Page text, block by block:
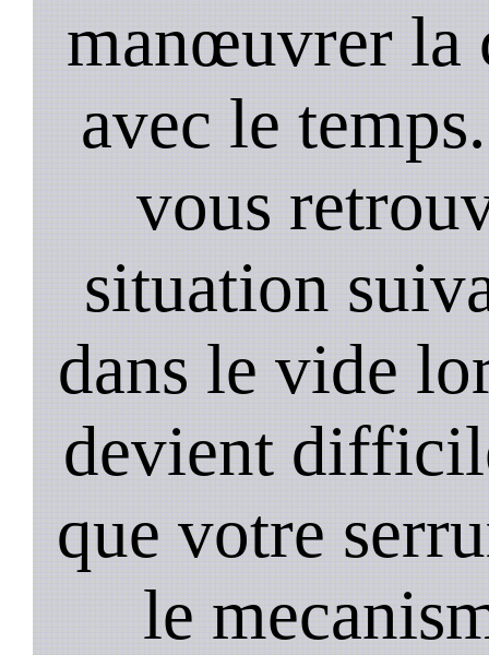
manœuvrer la
avec le
vous
situation
dans le vide
devient
que votre
le